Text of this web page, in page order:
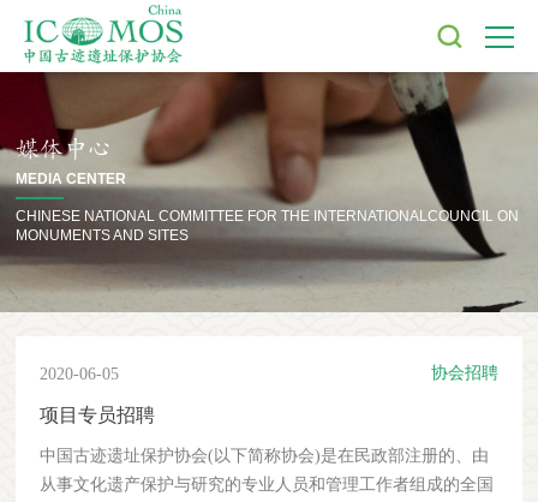
媒体中心
MEDIA CENTER
CHINESE NATIONAL COMMITTEE FOR THE INTERNATIONALCOUNCIL ON
MONUMENTS AND SITES
2020-06-05 协会招聘
项目专员招聘
中国古迹遗址保护协会(以下简称协会)是在民政部注册的、由
从事文化遗产保护与研究的专业人员和管理工作者组成的全国